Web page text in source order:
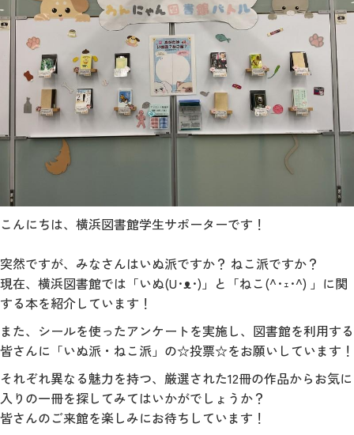
こんにちは、横浜図書館学生サポーターです！
突然ですが、みなさんはいぬ派ですか？ ねこ派ですか？
現在、横浜図書館では「いぬ(U･ᴥ･)」と「ねこ(^･ｪ･^) 」に関
する本を紹介しています！
また、シールを使ったアンケートを実施し、図書館を利用する
皆さんに「いぬ派・ねこ派」の☆投票☆をお願いしています！
それぞれ異なる魅力を持つ、厳選された12冊の作品からお気に
入りの一冊を探してみてはいかがでしょうか？
皆さんのご来館を楽しみにお待ちしています！